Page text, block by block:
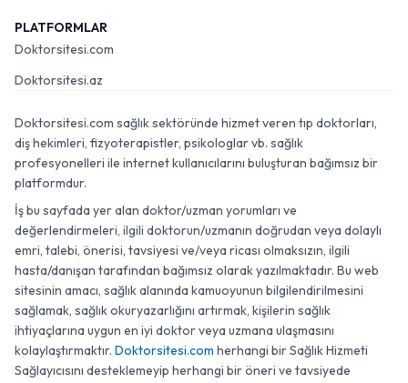
PLATFORMLAR
Doktorsitesi.com
Doktorsitesi.az
Doktorsitesi.com sağlık sektöründe hizmet veren tıp doktorları,
diş hekimleri, fizyoterapistler, psikologlar vb. sağlık
profesyonelleri ile internet kullanıcılarını buluşturan bağımsız bir
platformdur.
İş bu sayfada yer alan doktor/uzman yorumları ve
değerlendirmeleri, ilgili doktorun/uzmanın doğrudan veya dolaylı
emri, talebi, önerisi, tavsiyesi ve/veya ricası olmaksızın, ilgili
hasta/danışan tarafından bağımsız olarak yazılmaktadır. Bu web
sitesinin amacı, sağlık alanında kamuoyunun bilgilendirilmesini
sağlamak, sağlık okuryazarlığını artırmak, kişilerin sağlık
ihtiyaçlarına uygun en iyi doktor veya uzmana ulaşmasını
kolaylaştırmaktır. Doktorsitesi.com herhangi bir Sağlık Hizmeti
Sağlayıcısını desteklemeyip herhangi bir öneri ve tavsiyede